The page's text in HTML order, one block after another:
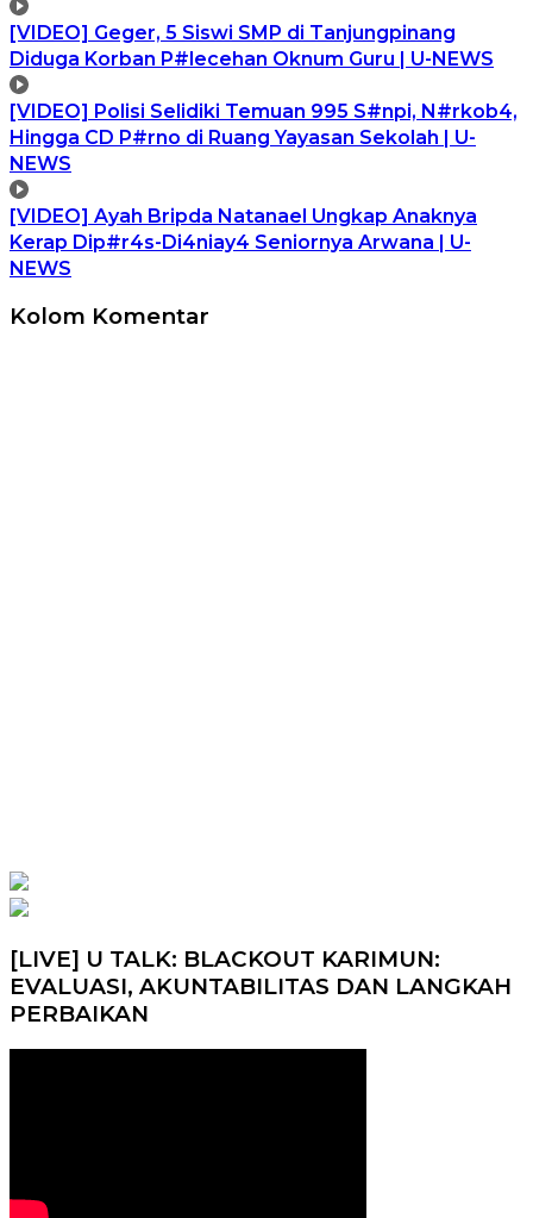
[VIDEO] Geger, 5 Siswi SMP di Tanjungpinang
Diduga Korban P#lecehan Oknum Guru | U-NEWS
[VIDEO] Polisi Selidiki Temuan 995 S#npi, N#rkob4,
Hingga CD P#rno di Ruang Yayasan Sekolah | U-
NEWS
[VIDEO] Ayah Bripda Natanael Ungkap Anaknya
Kerap Dip#r4s-Di4niay4 Seniornya Arwana | U-
NEWS
Kolom Komentar
[LIVE] U TALK: BLACKOUT KARIMUN:
EVALUASI, AKUNTABILITAS DAN LANGKAH
PERBAIKAN